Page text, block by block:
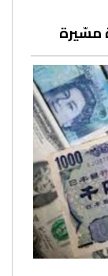
مسّيرة